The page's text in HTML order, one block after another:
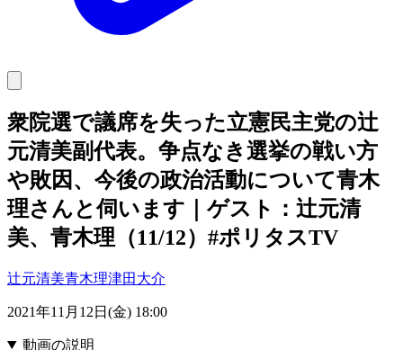
衆院選で議席を失った立憲民主党の辻
元清美副代表。争点なき選挙の戦い方
や敗因、今後の政治活動について青木
理さんと伺います｜ゲスト：辻元清
美、青木理（11/12）#ポリタスTV
辻元清美青木理津田大介
2021年11月12日(金) 18:00
動画の説明